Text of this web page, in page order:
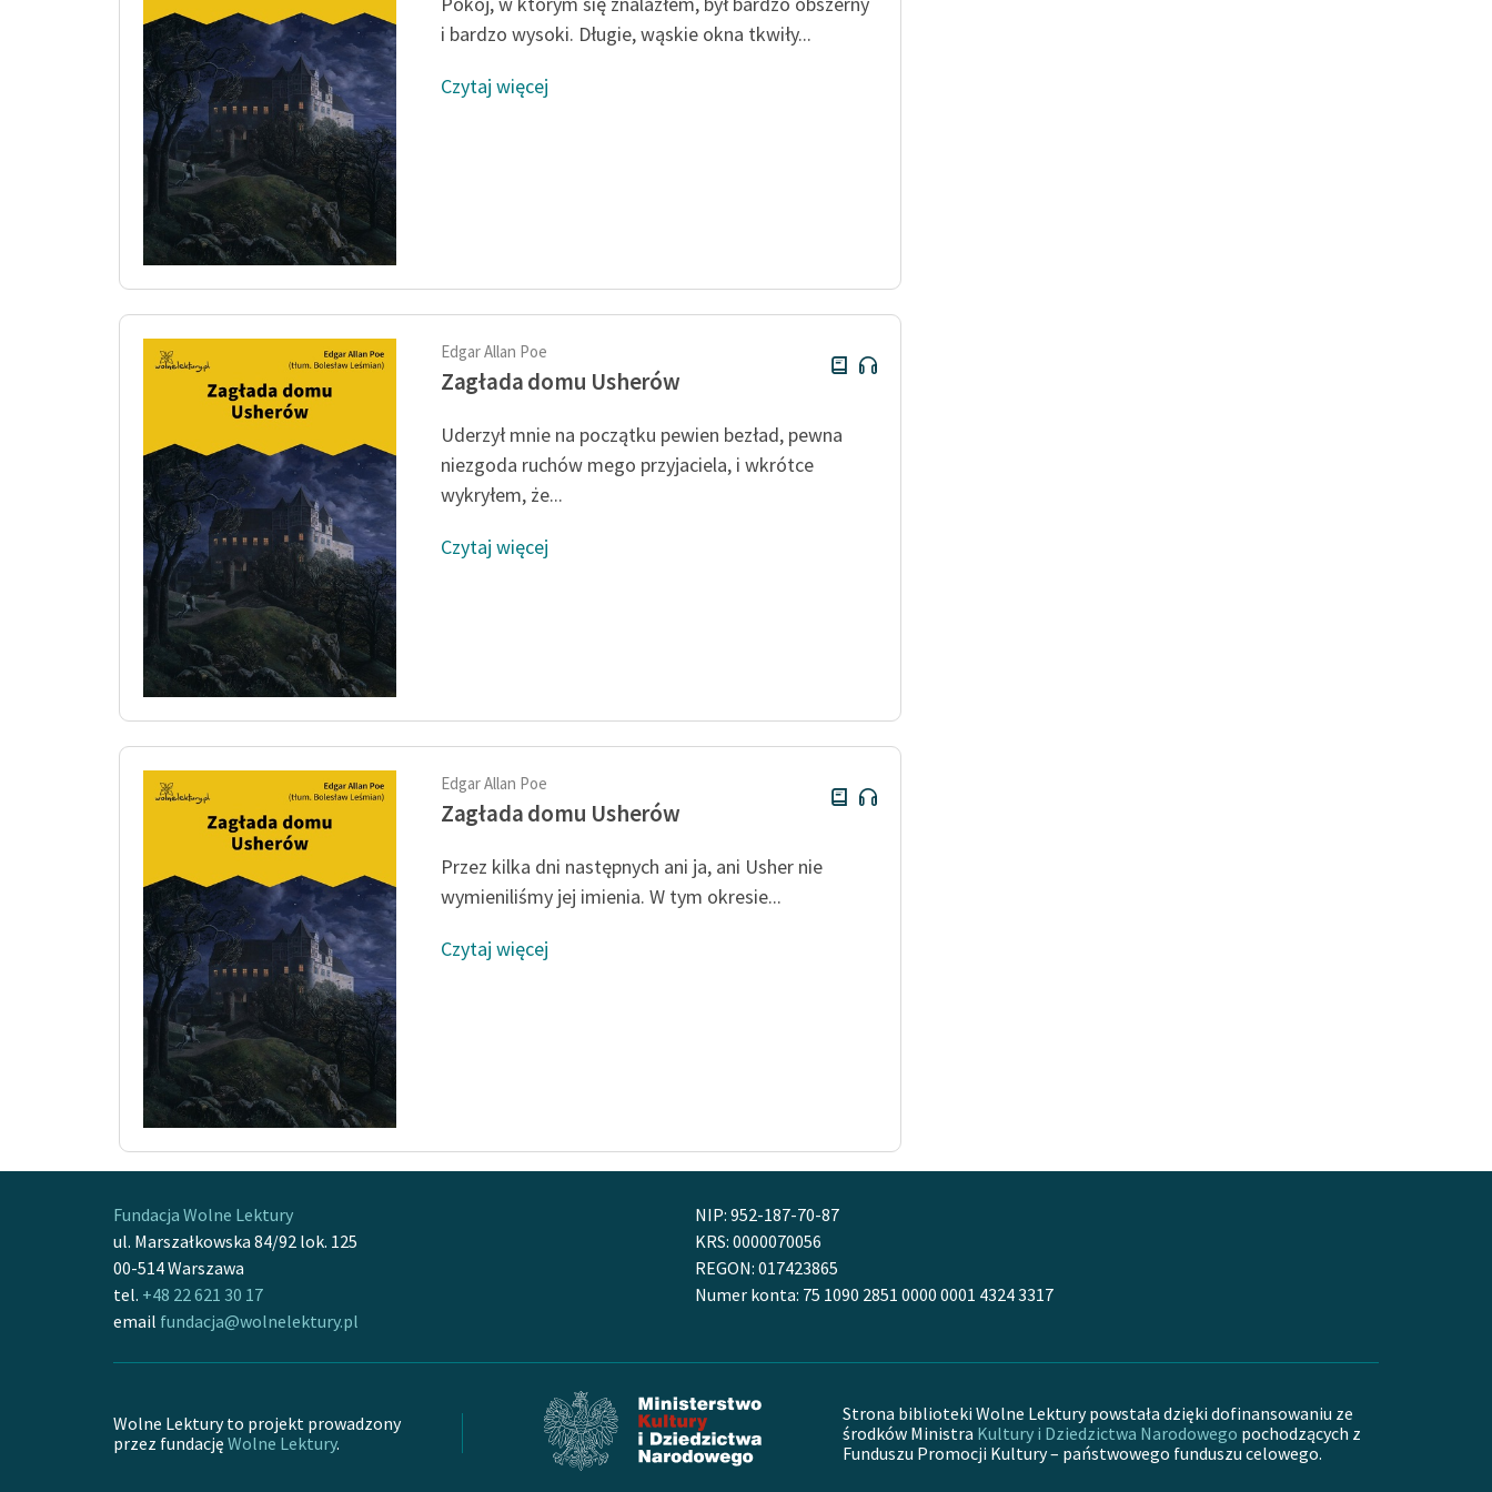
Odkurzamy bohaterów
i bardzo wysoki. Długie, wąskie okna tkwiły...
Czytaj więcej
Edgar Allan Poe
Zagłada domu Usherów
Uderzył mnie na początku pewien bezład, pewna
niezgoda ruchów mego przyjaciela, i wkrótce
wykryłem, że...
Czytaj więcej
Edgar Allan Poe
Zagłada domu Usherów
Przez kilka dni następnych ani ja, ani Usher nie
wymieniliśmy jej imienia. W tym okresie...
Czytaj więcej
Fundacja Wolne Lektury
ul. Marszałkowska 84/92 lok. 125
00-514 Warszawa
tel. +48 22 621 30 17
email fundacja@wolnelektury.pl
NIP: 952-187-70-87
KRS: 0000070056
REGON: 017423865
Numer konta: 75 1090 2851 0000 0001 4324 3317
Wolne Lektury to projekt prowadzony
przez fundację Wolne Lektury.
Strona biblioteki Wolne Lektury powstała dzięki dofinansowaniu ze
środków Ministra Kultury i Dziedzictwa Narodowego pochodzących z
Funduszu Promocji Kultury – państwowego funduszu celowego.